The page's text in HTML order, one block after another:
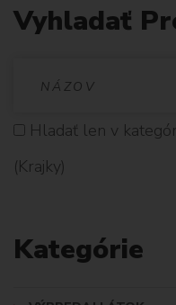
Vyhladať
D
Hladať len v
(Krajky)
Kategórie